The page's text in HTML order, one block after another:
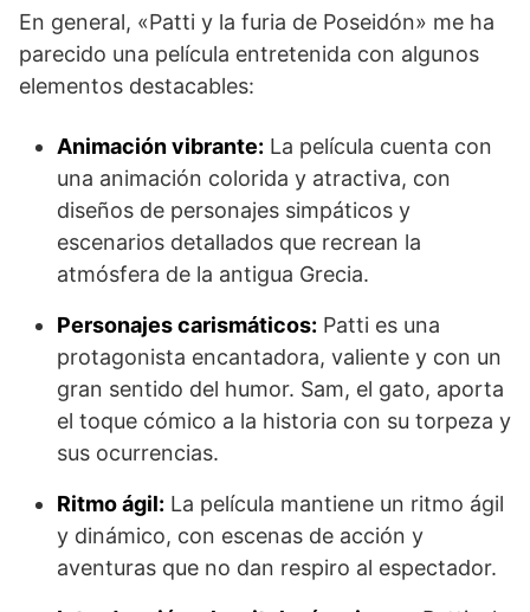
En general, «Patti y la furia de Poseidón» me ha
parecido una película entretenida con algunos
elementos destacables:
Animación vibrante: La película cuenta con
una animación colorida y atractiva, con
diseños de personajes simpáticos y
escenarios detallados que recrean la
atmósfera de la antigua Grecia.
Personajes carismáticos: Patti es una
protagonista encantadora, valiente y con un
gran sentido del humor. Sam, el gato, aporta
el toque cómico a la historia con su torpeza y
sus ocurrencias.
Ritmo ágil: La película mantiene un ritmo ágil
y dinámico, con escenas de acción y
aventuras que no dan respiro al espectador.